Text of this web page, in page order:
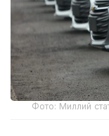
Фото: Миллий